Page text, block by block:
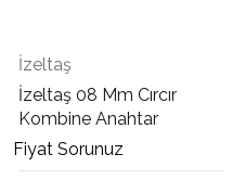
İzeltaş
İzeltaş 08 Mm Cırcır
Kombine Anahtar
Fiyat Sorunuz